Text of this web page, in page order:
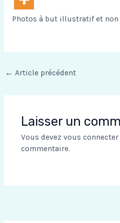
Photos à but illustratif et non
← Article précédent
Laisser un
Vous devez vous connecter
commentaire.